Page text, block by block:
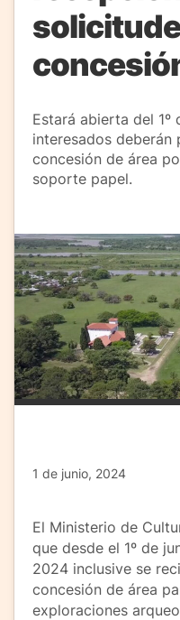
Estará abierta del 1º
interesados deberán
concesión de área
soporte papel.
1 de junio, 2024
El Ministerio de
que desde el 1º de
2024 inclusive se
concesión de área
exploraciones